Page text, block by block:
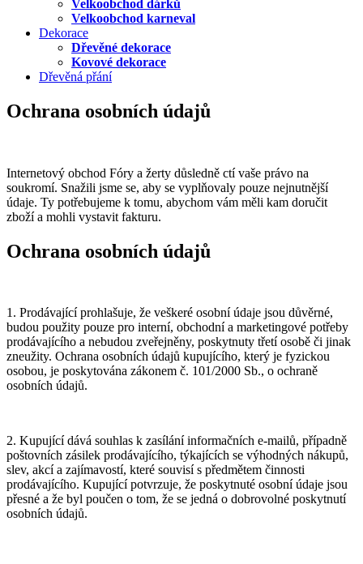
Velkoobchod dárků
Velkoobchod karneval
Dekorace
Dřevěné dekorace
Kovové dekorace
Dřevěná přání
Ochrana osobních údajů
Internetový obchod Fóry a žerty důsledně ctí vaše právo na
soukromí. Snažili jsme se, aby se vyplňovaly pouze nejnutnější
údaje. Ty potřebujeme k tomu, abychom vám měli kam doručit
zboží a mohli vystavit fakturu.
Ochrana osobních údajů
1. Prodávající prohlašuje, že veškeré osobní údaje jsou důvěrné,
budou použity pouze pro interní, obchodní a marketingové potřeby
prodávajícího a nebudou zveřejněny, poskytnuty třetí osobě či jinak
zneužity. Ochrana osobních údajů kupujícího, který je fyzickou
osobou, je poskytována zákonem č. 101/2000 Sb., o ochraně
osobních údajů.
2. Kupující dává souhlas k zasílání informačních e-mailů, případně
poštovních zásilek prodávajícího, týkajících se výhodných nákupů,
slev, akcí a zajímavostí, které souvisí s předmětem činnosti
prodávajícího. Kupující potvrzuje, že poskytnuté osobní údaje jsou
přesné a že byl poučen o tom, že se jedná o dobrovolné poskytnutí
osobních údajů.